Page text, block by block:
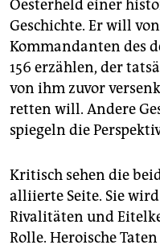
Oesterheld einer
Geschichte. Er will
Kommandanten des
156 erzählen, der
von ihm zuvor
retten will. Andere
spiegeln die
Kritisch sehen die
alliierte Seite. Sie
Rivalitäten und
Rolle. Heroische